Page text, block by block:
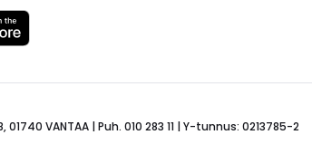
VANTAA | Puh. 010 283 11 | Y-tunnus: 0213785-2